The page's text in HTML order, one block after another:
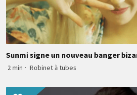
Sunmi signe un nouveau banger
2 min · Robinet à tubes